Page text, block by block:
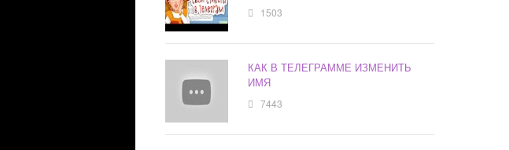
1503
КАК В ТЕЛЕГРАММЕ ИЗМЕНИТЬ
ИМЯ
7443